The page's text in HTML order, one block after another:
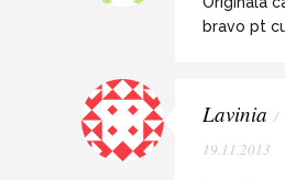
bravo pt
Lavinia /
19.11.2013